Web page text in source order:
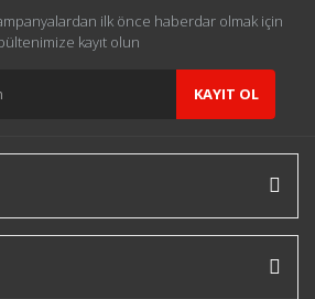
ilk önce haberdar olmak için
kayıt olun
KAYIT OL